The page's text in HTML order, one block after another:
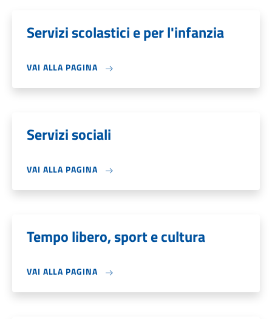
Servizi scolastici e per l'infanzia
VAI ALLA PAGINA
Servizi sociali
VAI ALLA PAGINA
Tempo libero, sport e cultura
VAI ALLA PAGINA